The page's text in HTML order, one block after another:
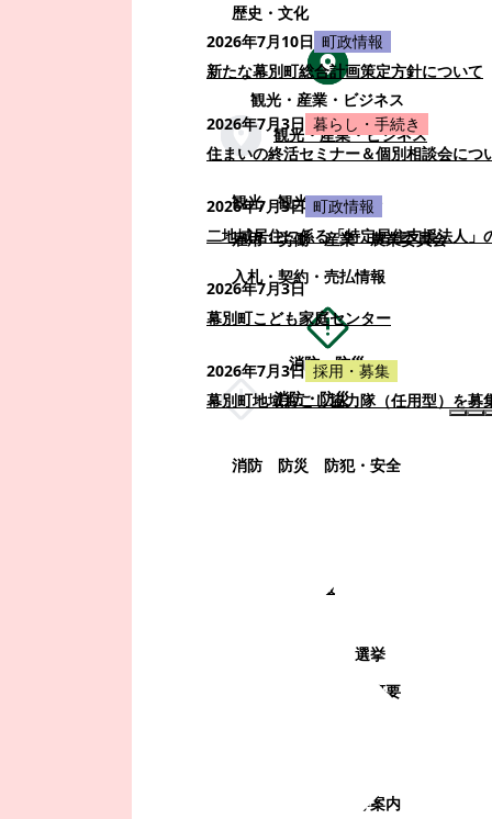
歴史・文化
観光・産業・ビジネス
観光・産業・ビジネス
観光
観光・イベント
雇用・労働
産業
農業委員会
入札・契約・売払情報
消防・防災
消防・防災
消防 防災 防犯・安全
町政情報
選挙
町の概要
観光地・公共施設等案内
2026年7月10日 町政情報
新たな幕別町総合計画策定方針について
2026年7月3日 暮らし・手続き
住まいの終活セミナー＆個別相談会につ
2026年7月3日 町政情報
二地域居住に係る「特定居住支援法人」
2026年7月3日
幕別町こども家庭センター
2026年7月3日 採用・募集
幕別町地域おこし協力隊（任用型）を募